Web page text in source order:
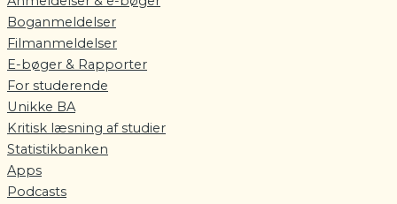
Boganmeldelser
Filmanmeldelser
E-bøger & Rapporter
For studerende
Unikke BA
Kritisk læsning af studier
Statistikbanken
Apps
Podcasts